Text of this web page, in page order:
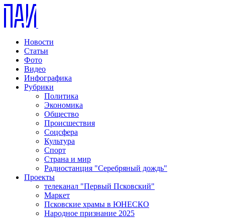
Новости
Статьи
Фото
Видео
Инфографика
Рубрики
Политика
Экономика
Общество
Происшествия
Соцсфера
Культура
Спорт
Страна и мир
Радиостанция "Серебряный дождь"
Проекты
телеканал "Первый Псковский"
Маркет
Псковские храмы в ЮНЕСКО
Народное признание 2025